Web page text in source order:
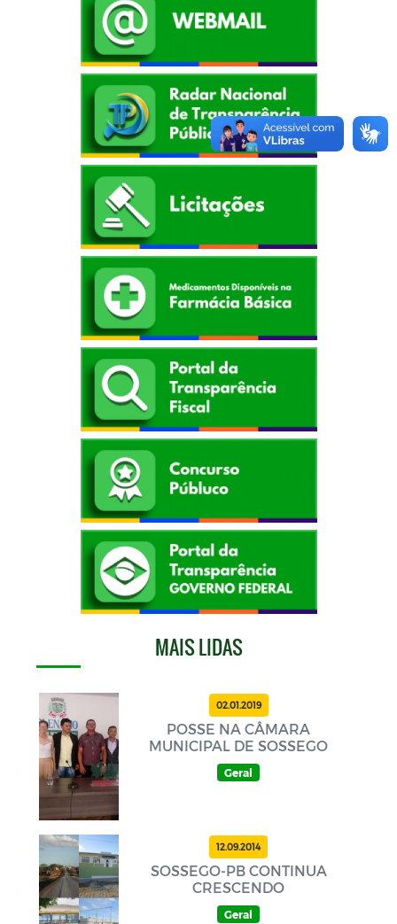
MAIS LIDAS
02.01.2019
POSSE NA CÂMARA
MUNICIPAL DE SOSSEGO
Geral
12.09.2014
SOSSEGO-PB CONTINUA
CRESCENDO
Geral